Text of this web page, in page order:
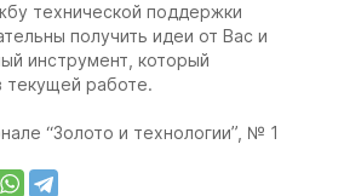
технической поддержки
получить идеи от Вас и
инструмент, который
текущей работе.
“Золото и технологии”, № 1